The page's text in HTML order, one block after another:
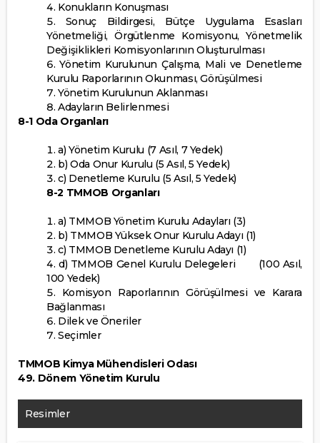
Konukların Konuşması
Sonuç Bildirgesi, Bütçe Uygulama Esasları
Yönetmeliği, Örgütlenme Komisyonu, Yönetmelik
Değişiklikleri Komisyonlarının Oluşturulması
Yönetim Kurulunun Çalışma, Mali ve Denetleme
Kurulu Raporlarının Okunması, Görüşülmesi
Yönetim Kurulunun Aklanması
Adayların Belirlenmesi
8-1 Oda Organları
a) Yönetim Kurulu (7 Asıl, 7 Yedek)
b) Oda Onur Kurulu (5 Asıl, 5 Yedek)
c) Denetleme Kurulu (5 Asıl, 5 Yedek)
8-2 TMMOB Organları
a) TMMOB Yönetim Kurulu Adayları (3)
b) TMMOB Yüksek Onur Kurulu Adayı (1)
c) TMMOB Denetleme Kurulu Adayı (1)
d) TMMOB Genel Kurulu Delegeleri (100 Asıl,
100 Yedek)
Komisyon Raporlarının Görüşülmesi ve Karara
Bağlanması
Dilek ve Öneriler
Seçimler
TMMOB Kimya Mühendisleri Odası
49. Dönem Yönetim Kurulu
Resimler